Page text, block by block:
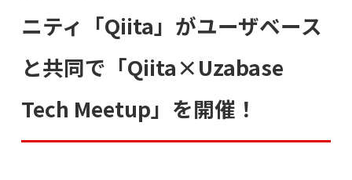
ニティ「Qiita」がユーザベース
と共同で「Qiita×Uzabase
Tech Meetup」を開催！